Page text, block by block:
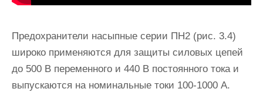
Предохранители насыпные серии ПН2 (рис. 3.4)
широко приме­няются для защиты силовых цепей
до 500 В переменного и 440 В по­стоянного тока и
выпускаются на номинальные токи 100-1000 А.